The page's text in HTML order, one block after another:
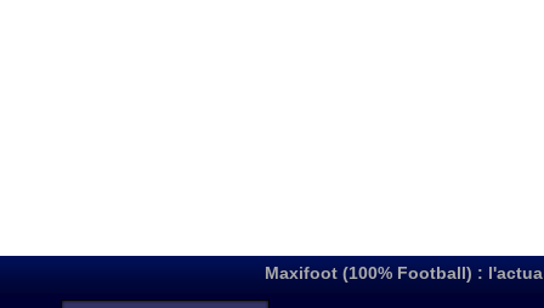
Maxifoot (100% Football) :